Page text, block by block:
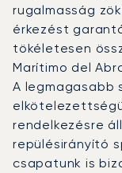
rugalmasság
érkezést
tökéletesen
Marítimo del
A legmagasabb
rendelkezésre
repülésirányító
csapatunk is